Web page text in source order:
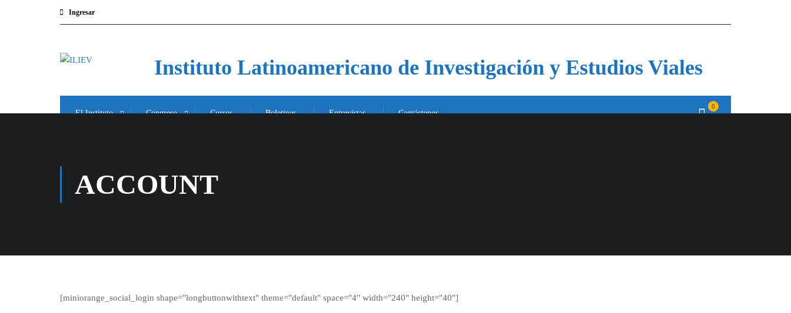
Ingresar
Instituto Latinoamericano de Investigación y Estudios Viales
El Instituto Congreso Cursos Boletines Entrevistas Contáctenos
0
ACCOUNT
[miniorange_social_login shape="longbuttonwithtext" theme="default" space="4" width="240" height="40"]